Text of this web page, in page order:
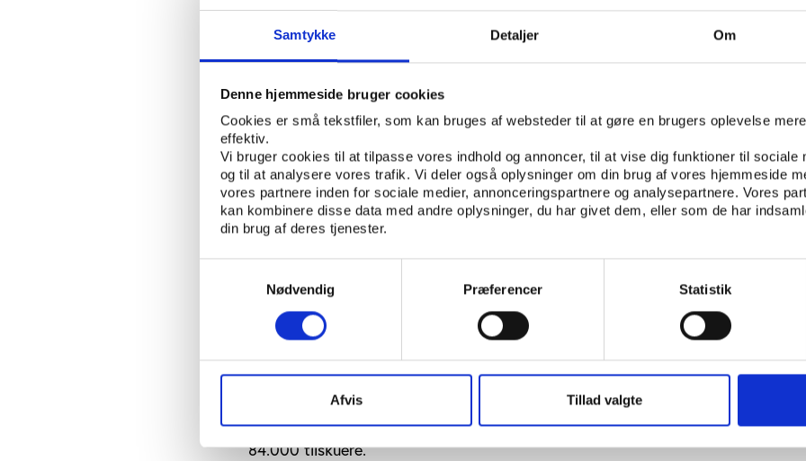
Samtykke Detaljer Om
Denne hjemmeside bruger cookies
Cookies er små tekstfiler, som kan bruges af websteder til at gøre en brugers oplevelse mere
effektiv.
Vi bruger cookies til at tilpasse vores indhold og annoncer, til at vise dig funktioner til sociale
og til at analysere vores trafik. Vi deler også oplysninger om din brug af vores hjemmeside
vores partnere inden for sociale medier, annonceringspartnere og analysepartnere. Vores
kan kombinere disse data med andre oplysninger, du har givet dem, eller som de har
din brug af deres tjenester.
Nødvendig
Præferencer Statistik
Afvis Tillad valgte
Presset tidsplan
Den polske regering forventer, at selve konstruktionen vil tage 45 måneder, men
detaljerede planer for efterbrugen af stadion eller finansieringen er altså på
”Der er en reel risiko for, at hvis Polen ikke har påbegyndt konstruktionen inden
udgang, vil UEFA ikke have andet valg end at trække tildelingen af værtskabet
siger stadioneksperten Andrew Briggs fra advokatfirmaet Lovells til Soccer
Sandsynligvis overlever det polske EM-bud dog lidt endnu. Dels af hensyn til
fra Ukraine, dels fordi flere europæiske lande har den nødvendige infrastruktur
at overtage værtskabet med relativt kort varsel, men risikoen er altså, at Polen
at stå med en EM-slutrunde, som efterlader landet med enorme omkostninger til
finansiering og efterbrug af ikke mindst prestigeanlægget i Warszawa.
Polakkernes medværter fra Ukraine har dog også vanskeligheder, og det
af UEFA's eksekutivkomité og formand for landets fodboldforbund, Grigorij
netop lanceret en meget hård kritik af sit hjemlands manglende evne til at
på UEFA's kritik af planerne for et nationalstadion i Kijev alvorligt. I projektet
større butiks- og fritidskompleks, men UEFA mener, at placeringen vil bringe
fare. UEFA truer derfor med at begrænse kapaciteten på stadion, som er
84.000 tilskuere.